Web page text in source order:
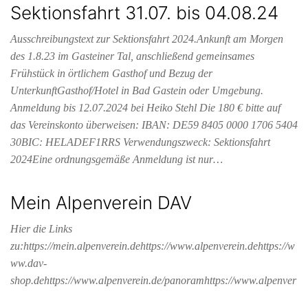
Sektionsfahrt 31.07. bis 04.08.24
Ausschreibungstext zur Sektionsfahrt 2024.Ankunft am Morgen
des 1.8.23 im Gasteiner Tal, anschließend gemeinsames
Frühstück in örtlichem Gasthof und Bezug der
UnterkunftGasthof/Hotel in Bad Gastein oder Umgebung.
Anmeldung bis 12.07.2024 bei Heiko Stehl Die 180 € bitte auf
das Vereinskonto überweisen: IBAN: DE59 8405 0000 1706 5404
30BIC: HELADEF1RRS Verwendungszweck: Sektionsfahrt
2024Eine ordnungsgemäße Anmeldung ist nur…
Mein Alpenverein DAV
Hier die Links
zu:https://mein.alpenverein.dehttps://www.alpenverein.dehttps://w
ww.dav-
shop.dehttps://www.alpenverein.de/panoramhttps://www.alpenver